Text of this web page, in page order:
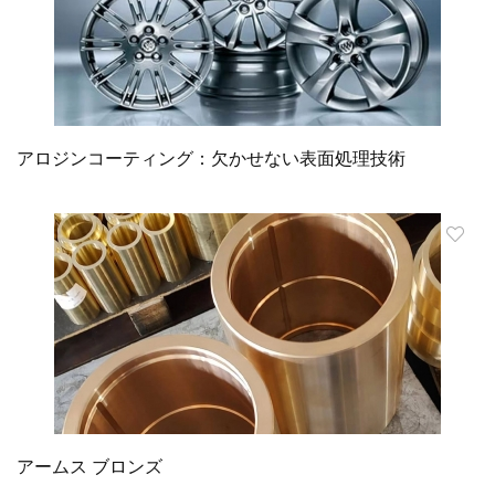
アロジンコーティング：欠かせない表面処理技術
アームス ブロンズ